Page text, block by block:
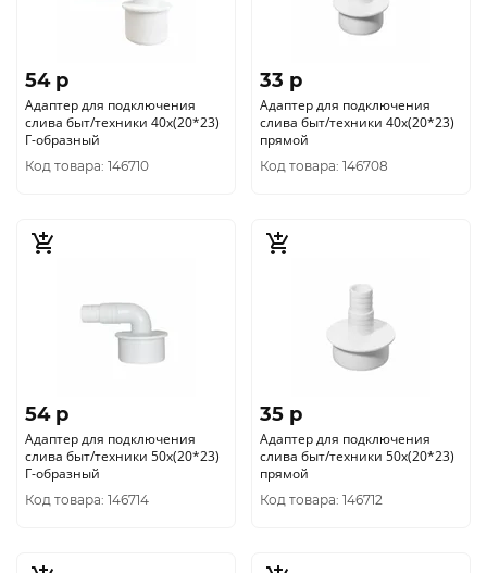
54 p
Адаптер для подключения
слива быт/техники 40х(20*23)
Г-образный
Код товара: 146710
33 p
Адаптер для подключения
слива быт/техники 40х(20*23)
прямой
Код товара: 146708
54 p
Адаптер для подключения
слива быт/техники 50х(20*23)
Г-образный
Код товара: 146714
35 p
Адаптер для подключения
слива быт/техники 50х(20*23)
прямой
Код товара: 146712